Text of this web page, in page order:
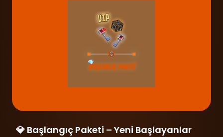
💎 Başlangıç Paketi – Yeni Başlayanlar